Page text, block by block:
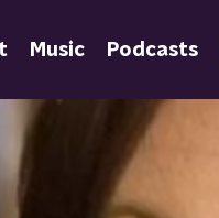
Music Podcasts